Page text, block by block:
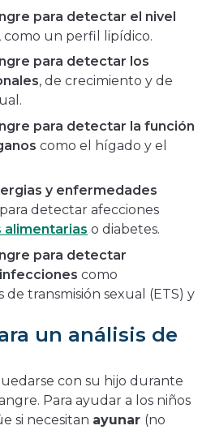
para detectar el nivel
, como un perfil lipídico.
para detectar los
, de crecimiento y de
para detectar la función
como el hígado y el
y enfermedades
para detectar afecciones
alimentarias o diabetes.
para detectar
como
transmisión sexual (ETS) y
un análisis de
con su hijo durante
Para ayudar a los niños
si necesitan ayunar (no